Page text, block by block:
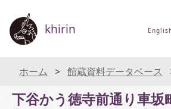
khirin
ホーム 館蔵資料データベース
下谷かう徳寺前通り車坂